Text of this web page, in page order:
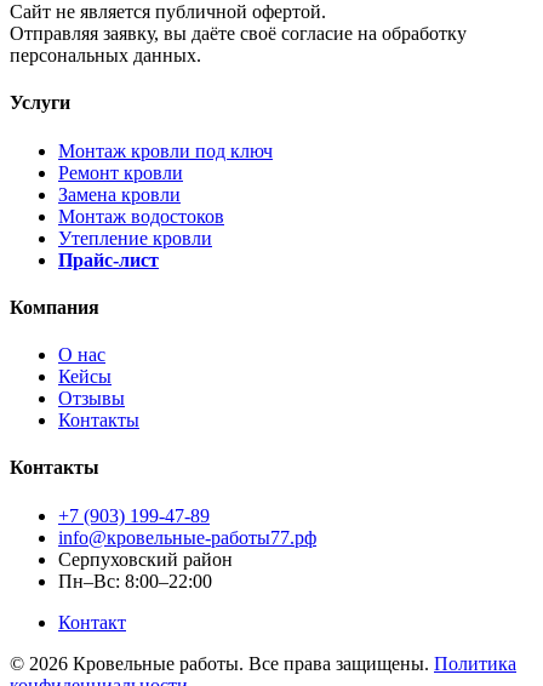
Cайт не является публичной офертой.
Отправляя заявку, вы даёте своё согласие на обработку
персональных данных.
Услуги
Монтаж кровли под ключ
Ремонт кровли
Замена кровли
Монтаж водостоков
Утепление кровли
Прайс-лист
Компания
О нас
Кейсы
Отзывы
Контакты
Контакты
+7 (903) 199-47-89
info@кровельные-работы77.рф
Серпуховский район
Пн–Вс: 8:00–22:00
Контакт
© 2026 Кровельные работы. Все права защищены. Политика